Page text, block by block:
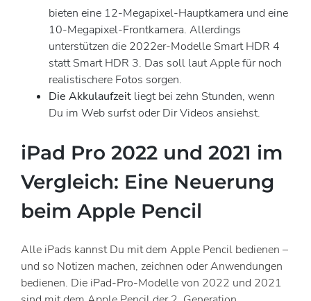
bieten eine 12-Megapixel-Hauptkamera und eine
10-Megapixel-Frontkamera. Allerdings
unterstützen die 2022er-Modelle Smart HDR 4
statt Smart HDR 3. Das soll laut Apple für noch
realistischere Fotos sorgen.
Die Akkulaufzeit liegt bei zehn Stunden, wenn
Du im Web surfst oder Dir Videos ansiehst.
iPad Pro 2022 und 2021 im
Vergleich: Eine Neuerung
beim Apple Pencil
Alle iPads kannst Du mit dem Apple Pencil bedienen –
und so Notizen machen, zeichnen oder Anwendungen
bedienen. Die iPad-Pro-Modelle von 2022 und 2021